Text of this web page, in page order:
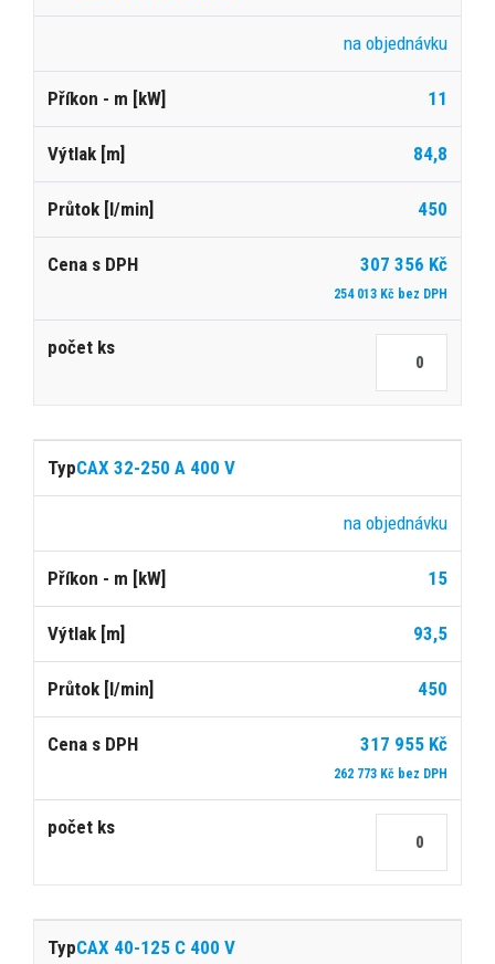
na objednávku
11
84,8
450
307 356 Kč
254 013 Kč bez DPH
CAX 32-250 A 400 V
na objednávku
15
93,5
450
317 955 Kč
262 773 Kč bez DPH
CAX 40-125 C 400 V